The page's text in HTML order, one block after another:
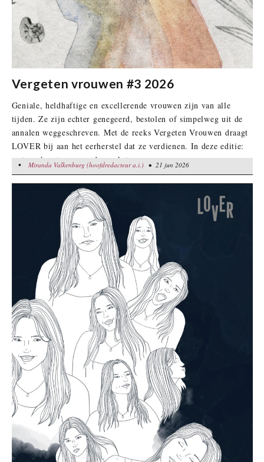
Vergeten vrouwen #3 2026
Geniale, heldhaftige en excellerende vrouwen zijn van alle
tijden. Ze zijn echter genegeerd, bestolen of simpelweg uit de
annalen weggeschreven. Met de reeks Vergeten Vrouwen draagt
LOVER bij aan het eerherstel dat ze verdienen. In deze editie:
wetenschapsters en onderzoeksters.
Miranda Valkenburg (hoofdredacteur a.i.)• 21 jun 2026
•Miranda Valkenburg (hoofdredacteur a.i.) • 21 jun 2026